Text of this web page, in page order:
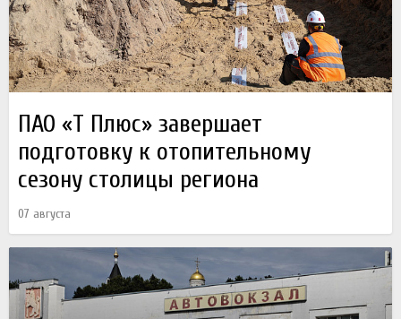
ПАО «Т Плюс» завершает
подготовку к отопительному
сезону столицы региона
07 августа